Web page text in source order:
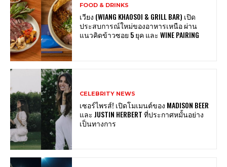
FOOD & DRINKS
เวียง (WIANG KHAOSOI & GRILL BAR) เปิด
ประสบการณ์ใหม่ของอาหารเหนือ ผ่าน
แนวคิดข้าวซอย 5 ยุค และ WINE PAIRING
CELEBRITY NEWS
เซอร์ไพรส์! เปิดโมเมนต์ของ MADISON BEER
และ JUSTIN HERBERT ที่ประกาศหมั้นอย่าง
เป็นทางการ